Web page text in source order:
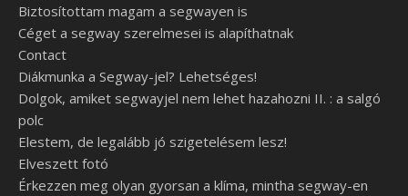
Biztosítottam magam a segwayen is
Céget a segway szerelmesei is alapíthatnak
Contact
Diákmunka a Segway-jel? Lehetséges!
Dolgok, amiket segwayjel nem lehet hazahozni II. : a salgó
polc
Elestem, de legalább jó szigetelésem lesz!
Elveszett fotó
Érkezzen meg olyan gyorsan a klíma, mintha segway-en